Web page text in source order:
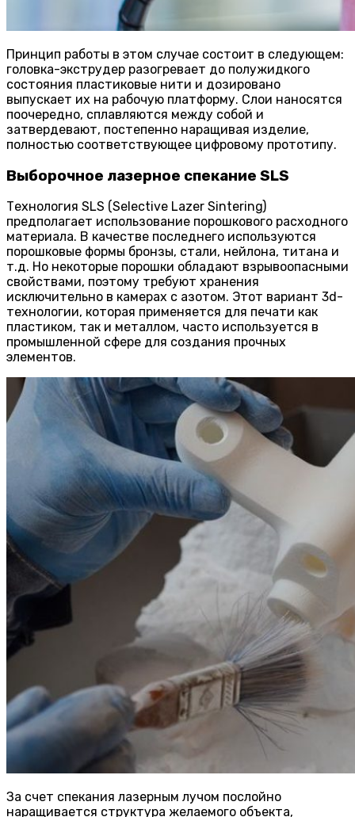
Принцип работы в этом случае состоит в следующем:
головка-экструдер разогревает до полужидкого
состояния пластиковые нити и дозировано
выпускает их на рабочую платформу. Слои наносятся
поочередно, сплавляются между собой и
затвердевают, постепенно наращивая изделие,
полностью соответствующее цифровому прототипу.
Выборочное лазерное спекание SLS
Технология SLS (Selective Lazer Sintering)
предполагает использование порошкового расходного
материала. В качестве последнего используются
порошковые формы бронзы, стали, нейлона, титана и
т.д. Но некоторые порошки обладают взрывоопасными
свойствами, поэтому требуют хранения
исключительно в камерах с азотом. Этот вариант 3d-
технологии, которая применяется для печати как
пластиком, так и металлом, часто используется в
промышленной сфере для создания прочных
элементов.
За счет спекания лазерным лучом послойно
наращивается структура желаемого объекта,